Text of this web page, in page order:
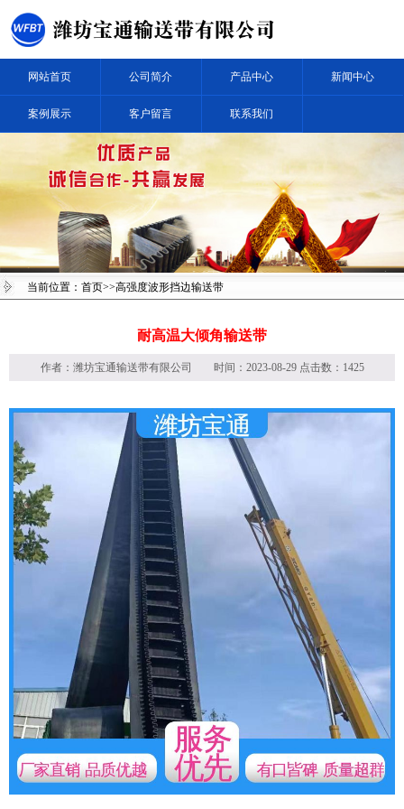
网站首页 公司简介 产品中心 新闻中心
案例展示 客户留言 联系我们
当前位置： 首页>>高强度波形挡边输送带
耐高温大倾角输送带
作者： 潍坊宝通输送带有限公司 时间：2023-08-29 点击数：1425